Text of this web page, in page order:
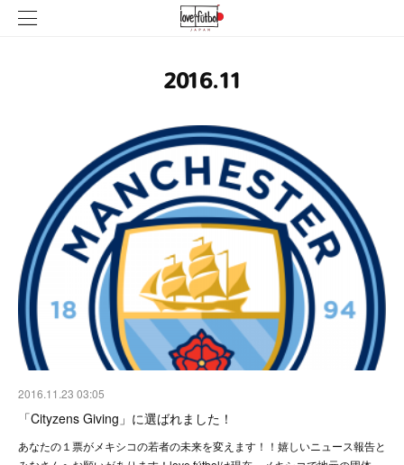
2016.11
2016.11.23 03:05
「Cityzens Giving」に選ばれました！
あなたの１票がメキシコの若者の未来を変えます！！嬉しいニュース報告と